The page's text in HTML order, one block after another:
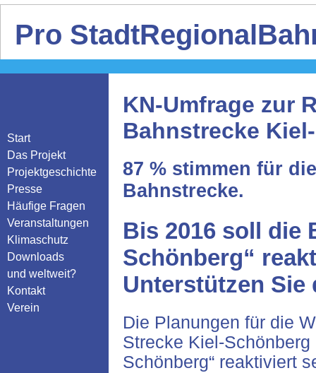
Pro
Start
Das Projekt
Projektgeschichte
Presse
Häufige Fragen
Veranstaltungen
Klimaschutz
Downloads
und weltweit?
Kontakt
Verein
KN-Umfrage zur
Bahnstrecke
87 % stimmen für
Bahnstrecke.
Bis 2016 soll die
Schönberg“
Unterstützen Sie
Die Planungen für die
Strecke Kiel-
Schönberg“ reaktiviert